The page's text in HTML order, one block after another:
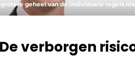
geheel van de individuele regels
verborgen